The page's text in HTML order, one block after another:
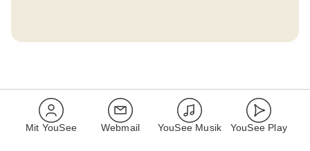
Mit YouSee Webmail YouSee Musik YouSee Play